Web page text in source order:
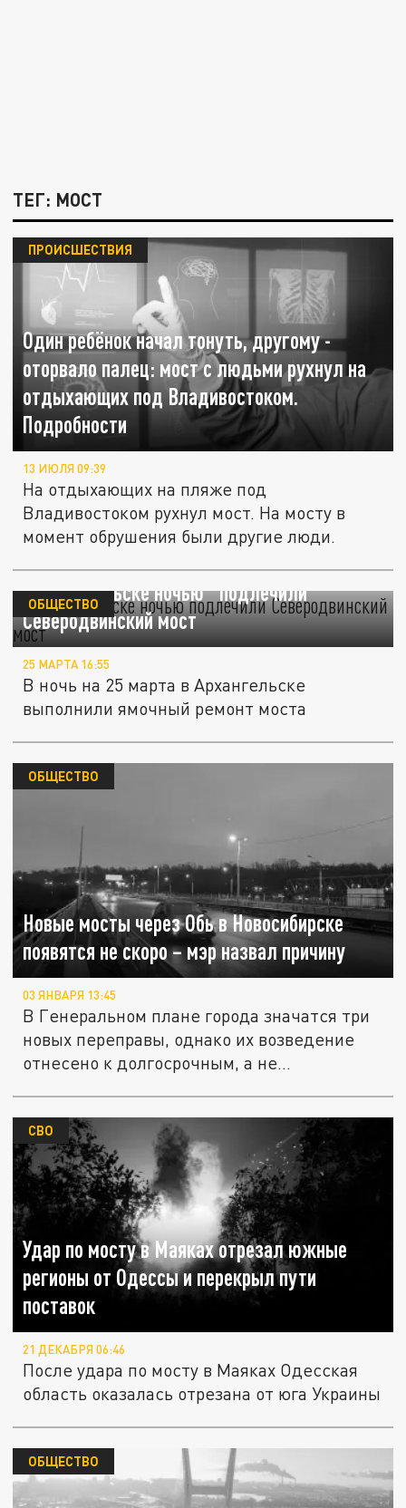
ТЕГ: МОСТ
Один ребёнок начал тонуть, другому -
оторвало палец: мост с людьми рухнул на
отдыхающих под Владивостоком.
Подробности
ПРОИСШЕСТВИЯ
13 ИЮЛЯ 09:39
На отдыхающих на пляже под
Владивостоком рухнул мост. На мосту в
момент обрушения были другие люди.
В Арахнгельске ночью "подлечили"
Северодвинский мост
ОБЩЕСТВО
25 МАРТА 16:55
В ночь на 25 марта в Архангельске
выполнили ямочный ремонт моста
Новые мосты через Обь в Новосибирске
появятся не скоро – мэр назвал причину
ОБЩЕСТВО
03 ЯНВАРЯ 13:45
В Генеральном плане города значатся три
новых переправы, однако их возведение
отнесено к долгосрочным, а не...
Удар по мосту в Маяках отрезал южные
регионы от Одессы и перекрыл пути
поставок
СВО
21 ДЕКАБРЯ 06:46
После удара по мосту в Маяках Одесская
область оказалась отрезана от юга Украины
ОБЩЕСТВО